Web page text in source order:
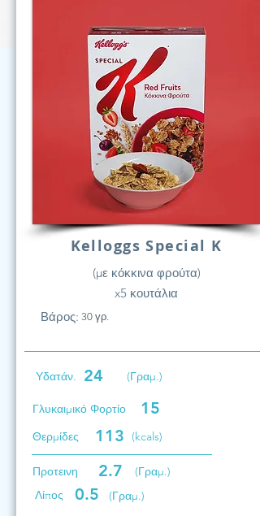
Kelloggs Special K
(με κόκκινα φρούτα)
x5 κουτάλια
Βάρος: 30 γρ.
Υδατάν. 24 (Γραμ.)
Γλυκαιμικό Φορτίο 15
Θερμίδες 113 (kcals)
Προτεινη 2.7
(Γραμ.)
Λίπος
0.5 (Γραμ.)